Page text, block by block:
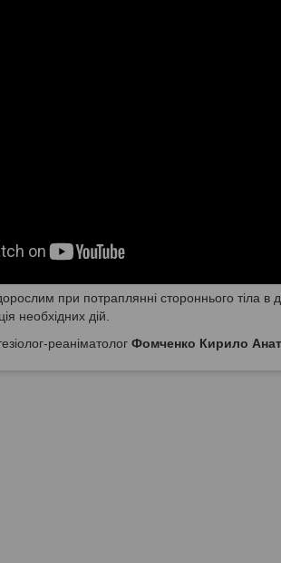
при потраплянні стороннього тіла в
необхідних дій.
реаніматолог Фомченко Кирило